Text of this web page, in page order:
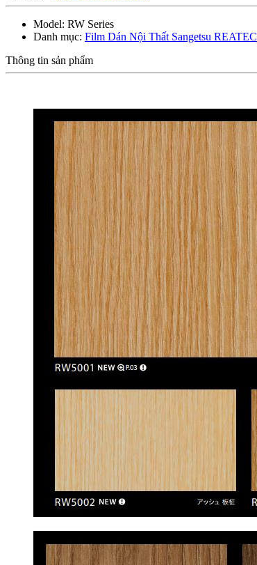
Model: RW Series
Danh mục: Film Dán Nội Thất Sangetsu REATEC
Thông tin sản phẩm